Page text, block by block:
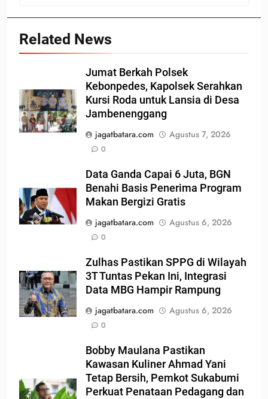
Related News
Jumat Berkah Polsek
Kebonpedes, Kapolsek Serahkan
Kursi Roda untuk Lansia di Desa
Jambenenggang
jagatbatara.com
Agustus 7, 2026
0
Data Ganda Capai 6 Juta, BGN
Benahi Basis Penerima Program
Makan Bergizi Gratis
jagatbatara.com
Agustus 6, 2026
0
Zulhas Pastikan SPPG di Wilayah
3T Tuntas Pekan Ini, Integrasi
Data MBG Hampir Rampung
jagatbatara.com
Agustus 6, 2026
0
Bobby Maulana Pastikan
Kawasan Kuliner Ahmad Yani
Tetap Bersih, Pemkot Sukabumi
Perkuat Penataan Pedagang dan